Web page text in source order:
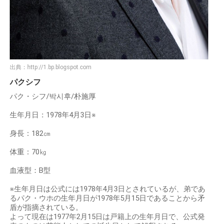
出典： http://1.bp.blogspot.com
パクシフ
パク・シフ/박시후/朴施厚
生年月日：1978年4月3日※
身長：182㎝
体重：70㎏
血液型：B型
※生年月日は公式には1978年4月3日とされているが、弟であ
るパク・ウホの生年月日が1978年5月15日であることから矛
盾が指摘されている。
よって現在は1977年2月15日は戸籍上の生年月日で、公式発